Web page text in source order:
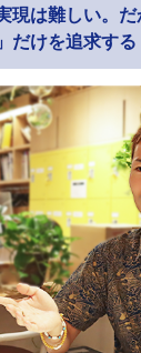
現は難しい。
だけを追求する